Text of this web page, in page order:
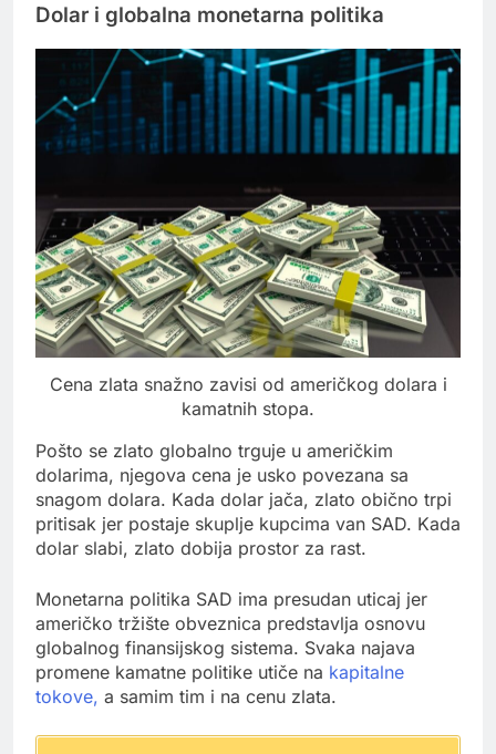
Dolar i globalna monetarna politika
Cena zlata snažno zavisi od američkog dolara i
kamatnih stopa.
Pošto se zlato globalno trguje u američkim
dolarima, njegova cena je usko povezana sa
snagom dolara. Kada dolar jača, zlato obično trpi
pritisak jer postaje skuplje kupcima van SAD. Kada
dolar slabi, zlato dobija prostor za rast.
Monetarna politika SAD ima presudan uticaj jer
američko tržište obveznica predstavlja osnovu
globalnog finansijskog sistema. Svaka najava
promene kamatne politike utiče na kapitalne
tokove, a samim tim i na cenu zlata.